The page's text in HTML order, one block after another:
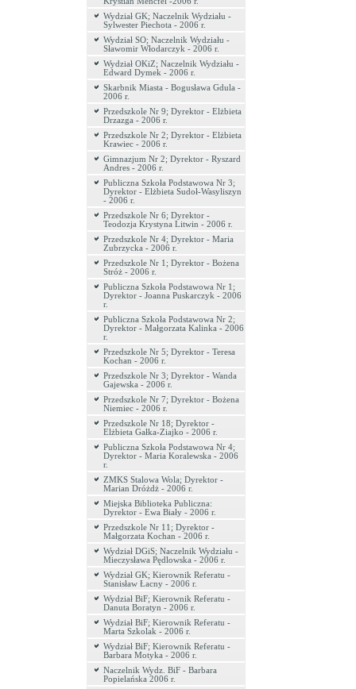
Wydział GK; Naczelnik Wydziału -
Sylwester Piechota - 2006 r.
Wydział SO; Naczelnik Wydziału -
Sławomir Włodarczyk - 2006 r.
Wydział OKiZ; Naczelnik Wydziału -
Edward Dymek - 2006 r.
Skarbnik Miasta - Bogusława Gdula -
2006 r.
Przedszkole Nr 9; Dyrektor - Elżbieta
Drzazga - 2006 r.
Przedszkole Nr 2; Dyrektor - Elżbieta
Krawiec - 2006 r.
Gimnazjum Nr 2; Dyrektor - Ryszard
Andres - 2006 r.
Publiczna Szkoła Podstawowa Nr 3;
Dyrektor - Elżbieta Sudoł-Wasyliszyn
- 2006 r.
Przedszkole Nr 6; Dyrektor -
Teodozja Krystyna Litwin - 2006 r.
Przedszkole Nr 4; Dyrektor - Maria
Zubrzycka - 2006 r.
Przedszkole Nr 1; Dyrektor - Bożena
Stróż - 2006 r.
Publiczna Szkoła Podstawowa Nr 1;
Dyrektor - Joanna Puskarczyk - 2006
r.
Publiczna Szkoła Podstawowa Nr 2;
Dyrektor - Małgorzata Kalinka - 2006
r.
Przedszkole Nr 5; Dyrektor - Teresa
Kochan - 2006 r.
Przedszkole Nr 3; Dyrektor - Wanda
Gajewska - 2006 r.
Przedszkole Nr 7; Dyrektor - Bożena
Niemiec - 2006 r.
Przedszkole Nr 18; Dyrektor -
Elżbieta Gałka-Ziajko - 2006 r.
Publiczna Szkoła Podstawowa Nr 4;
Dyrektor - Maria Koralewska - 2006
r.
ZMKS Stalowa Wola; Dyrektor -
Marian Dróżdż - 2006 r.
Miejska Biblioteka Publiczna:
Dyrektor - Ewa Biały - 2006 r.
Przedszkole Nr 11; Dyrektor -
Małgorzata Kochan - 2006 r.
Wydział DGiS; Naczelnik Wydziału -
Mieczysława Pędlowska - 2006 r.
Wydział GK; Kierownik Referatu -
Stanisław Łacny - 2006 r.
Wydział BiF; Kierownik Referatu -
Danuta Boratyn - 2006 r.
Wydział BiF; Kierownik Referatu -
Marta Szkolak - 2006 r.
Wydział BiF; Kierownik Referatu -
Barbara Motyka - 2006 r.
Naczelnik Wydz. BiF - Barbara
Popielańska 2006 r.